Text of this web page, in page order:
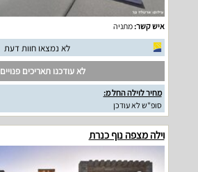
איש קשר:מתניה
לא נמצאו חוות דעת
לא עודכנו תאריכים פנויים
מחיר לוילה החל מ:
סופ"ש לא עודכן
וילה מצפה נוף כנרת